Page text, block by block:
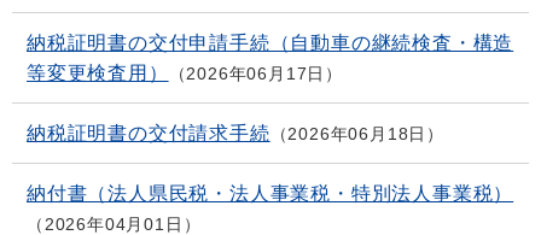
納税証明書の交付申請手続（自動車の継続検査・構造
等変更検査用）
2026年06月17日
納税証明書の交付請求手続 2026年06月18日
納付書（法人県民税・法人事業税・特別法人事業税）
2026年04月01日